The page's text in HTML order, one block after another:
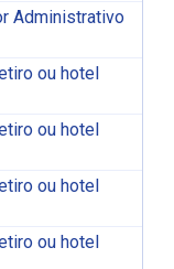
Administrativo
ou hotel
ou hotel
ou hotel
ou hotel